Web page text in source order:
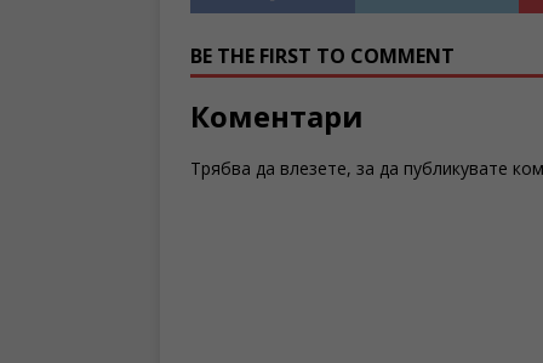
BE THE FIRST TO COMMENT
Коментари
Трябва да влезете, за да публикувате